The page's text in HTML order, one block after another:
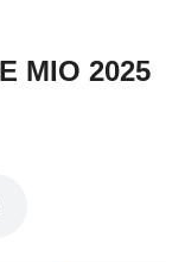
MIO 2025